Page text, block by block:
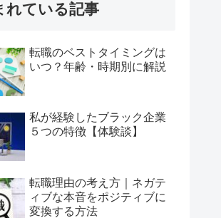
れている記事
転職のベストタイミングは
いつ？年齢・時期別に解説
私が経験したブラック企業
５つの特徴【体験談】
転職理由の考え方｜ネガテ
ィブな本音をポジティブに
変換する方法